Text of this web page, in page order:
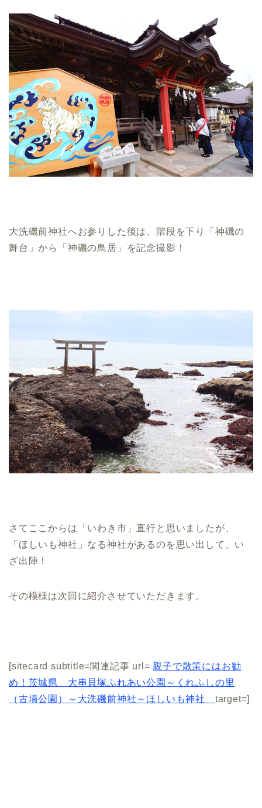
大洗磯前神社へお参りした後は、階段を下り「神磯の
舞台」から「神磯の鳥居」を記念撮影！
さてここからは「いわき市」直行と思いましたが、
「ほしいも神社」なる神社があるのを思い出して、い
ざ出陣！
その模様は次回に紹介させていただきます。
[sitecard subtitle=関連記事 url= 親子で散策にはお勧
め！茨城県 大串貝塚ふれあい公園～くれふしの里
（古墳公園）～大洗磯前神社～ほしいも神社 target=]